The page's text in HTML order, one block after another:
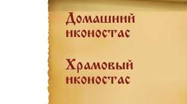
Домашний
иконостас
Храмовый
иконостас